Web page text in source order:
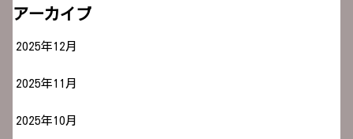
アーカイブ
2025年12月
2025年11月
2025年10月